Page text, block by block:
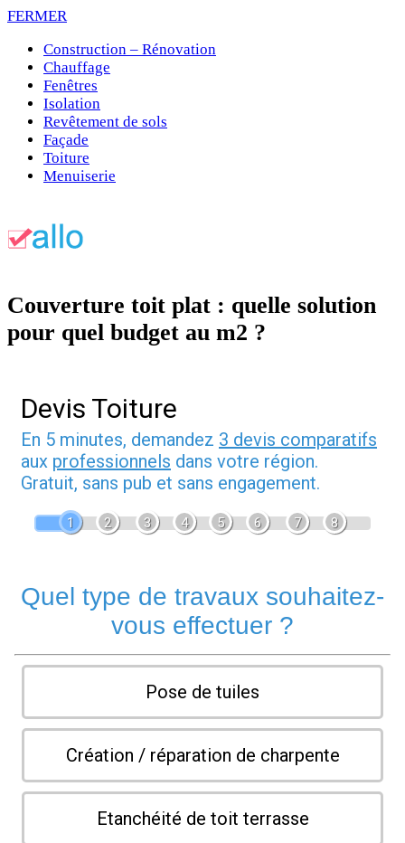
FERMER
Construction – Rénovation
Chauffage
Fenêtres
Isolation
Revêtement de sols
Façade
Toiture
Menuiserie
Couverture toit plat : quelle solution
pour quel budget au m2 ?
Devis Toiture
En 5 minutes, demandez 3 devis comparatifs
aux professionnels dans votre région.
Gratuit, sans pub et sans engagement.
1 2 3 4 5 6 7 8
Quel type de travaux souhaitez-
vous effectuer ?
Pose de tuiles
Création / réparation de charpente
Etanchéité de toit terrasse